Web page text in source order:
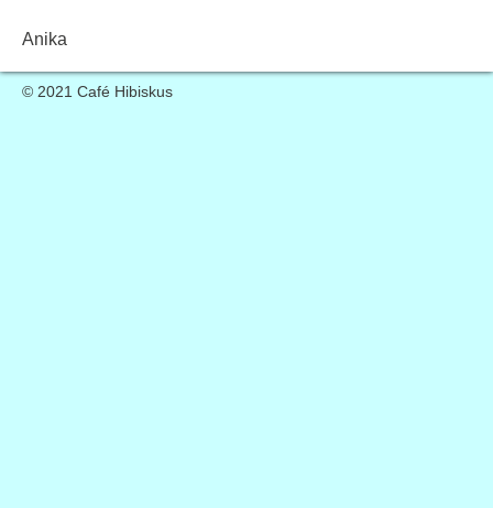
Anika
© 2021 Café Hibiskus